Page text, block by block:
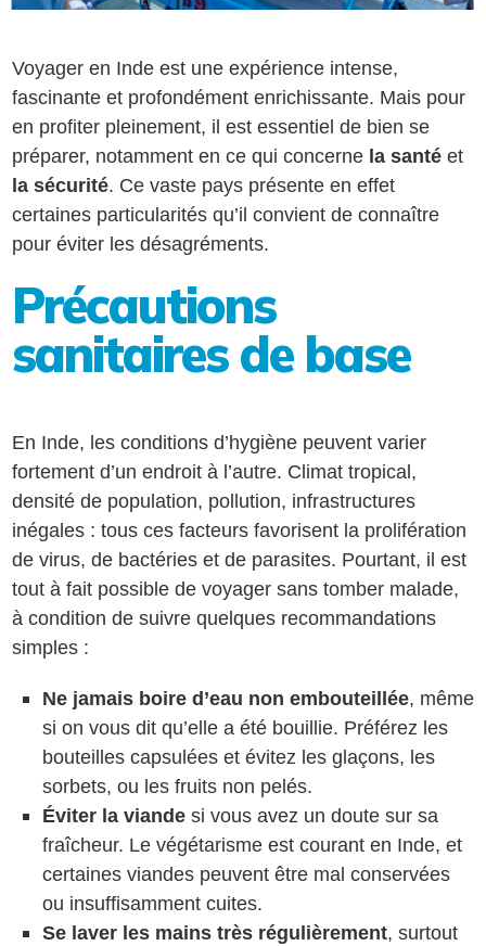
Voyager en Inde est une expérience intense,
fascinante et profondément enrichissante. Mais pour
en profiter pleinement, il est essentiel de bien se
préparer, notamment en ce qui concerne la santé et
la sécurité. Ce vaste pays présente en effet
certaines particularités qu’il convient de connaître
pour éviter les désagréments.
Précautions
sanitaires de base
En Inde, les conditions d’hygiène peuvent varier
fortement d’un endroit à l’autre. Climat tropical,
densité de population, pollution, infrastructures
inégales : tous ces facteurs favorisent la prolifération
de virus, de bactéries et de parasites. Pourtant, il est
tout à fait possible de voyager sans tomber malade,
à condition de suivre quelques recommandations
simples :
Ne jamais boire d’eau non embouteillée, même
si on vous dit qu’elle a été bouillie. Préférez les
bouteilles capsulées et évitez les glaçons, les
sorbets, ou les fruits non pelés.
Éviter la viandesi vous avez un doute sur sa
fraîcheur. Le végétarisme est courant en Inde, et
certaines viandes peuvent être mal conservées
ou insuffisamment cuites.
Se laver les mains très régulièrement, surtout